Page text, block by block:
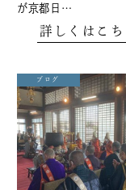
が京都日…
詳しくはこち
ブログ